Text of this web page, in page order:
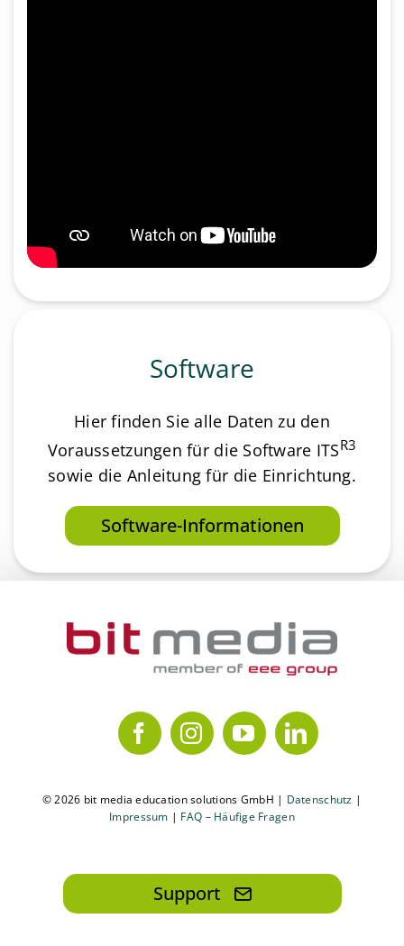
Software
Hier finden Sie alle Daten zu den
Voraussetzungen für die Software ITSR3
sowie die Anleitung für die Einrichtung.
Software-Informationen
© 2026 bit media education solutions GmbH | Datenschutz |
Impressum | FAQ – Häufige Fragen
Support